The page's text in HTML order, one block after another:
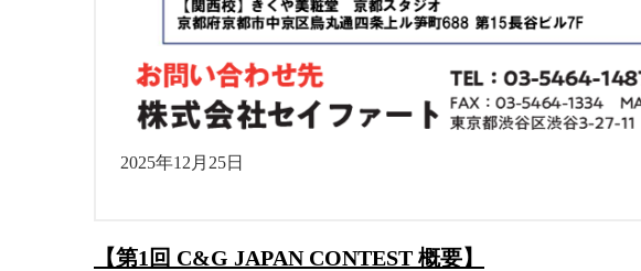
2025年12月25日
【第1回 C&G JAPAN CONTEST 概要】